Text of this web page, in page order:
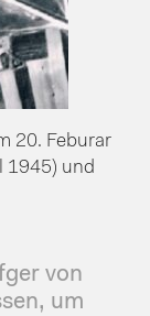
20. Feburar
1945) und
von
um